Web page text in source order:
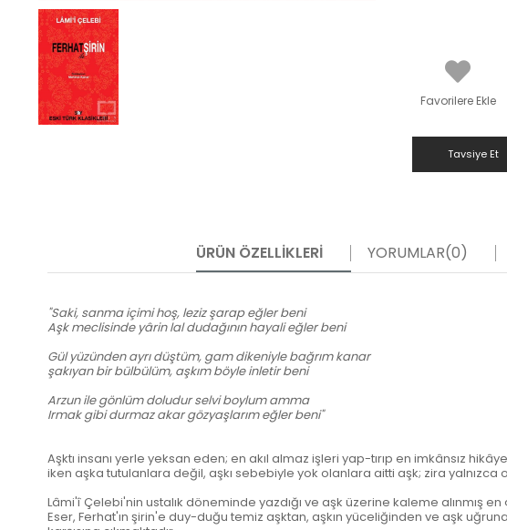
Favorilere Ekle
Tavsiye Et
ÜRÜN ÖZELLIKLERI YORUMLAR(0)
"Saki, sanma içimi hoş, leziz şarap eğler beni
Aşk meclisinde yârin lal dudağının hayali eğler beni
Gül yüzünden ayrı düştüm, gam dikeniyle bağrım kanar
şakıyan bir bülbülüm, aşkım böyle inletir beni
Arzun ile gönlüm doludur selvi boylum amma
Irmak gibi durmaz akar gözyaşlarım eğler beni"
Aşktı insanı yerle yeksan eden; en akıl almaz işleri yap-tırıp en imkânsız
iken aşka tutulanlara değil, aşkı sebebiyle yok olanlara aitti aşk; zira
Lâmi'î Çelebi'nin ustalık döneminde yazdığı ve aşk üzerine kaleme alınmış
Eser, Ferhat'ın şirin'e duy-duğu temiz aşktan, aşkın yüceliğinden ve aşk